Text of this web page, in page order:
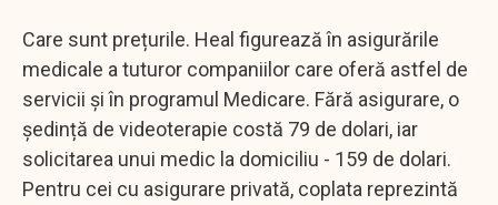
Care sunt prețurile. Heal figurează în asigurările
medicale a tuturor companiilor care oferă astfel de
servicii și în programul Medicare. Fără asigurare, o
ședință de videoterapie costă 79 de dolari, iar
solicitarea unui medic la domiciliu - 159 de dolari.
Pentru cei cu asigurare privată, coplata reprezintă